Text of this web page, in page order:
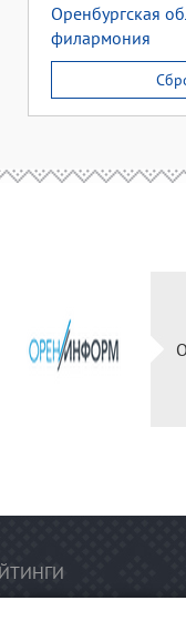
Оренбургская
филармония